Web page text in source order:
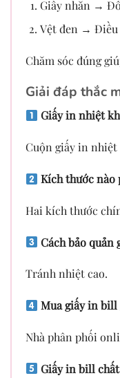
Giấy nhăn →
Vệt đen →
Chăm sóc đúng
Giải đáp thắc
Giấy in nhiệt
Cuộn giấy in
Kích thước nào
Hai kích thước
Cách bảo
Tránh nhiệt cao.
Mua giấy in bill
Nhà phân phối
Giấy in bill